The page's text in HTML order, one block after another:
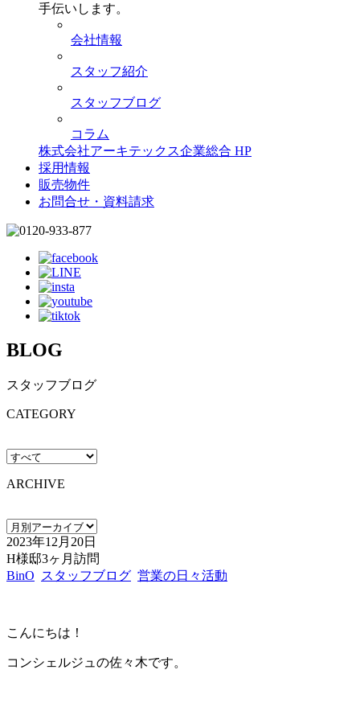
手伝いします。
会社情報
スタッフ紹介
スタッフブログ
コラム
株式会社アーキテックス企業総合 HP
採用情報
販売物件
お問合せ・資料請求
BLOG
スタッフブログ
CATEGORY
ARCHIVE
2023年12月20日
H様邸3ヶ月訪問
BinO
スタッフブログ 営業の日々活動
こんにちは！
コンシェルジュの佐々木です。